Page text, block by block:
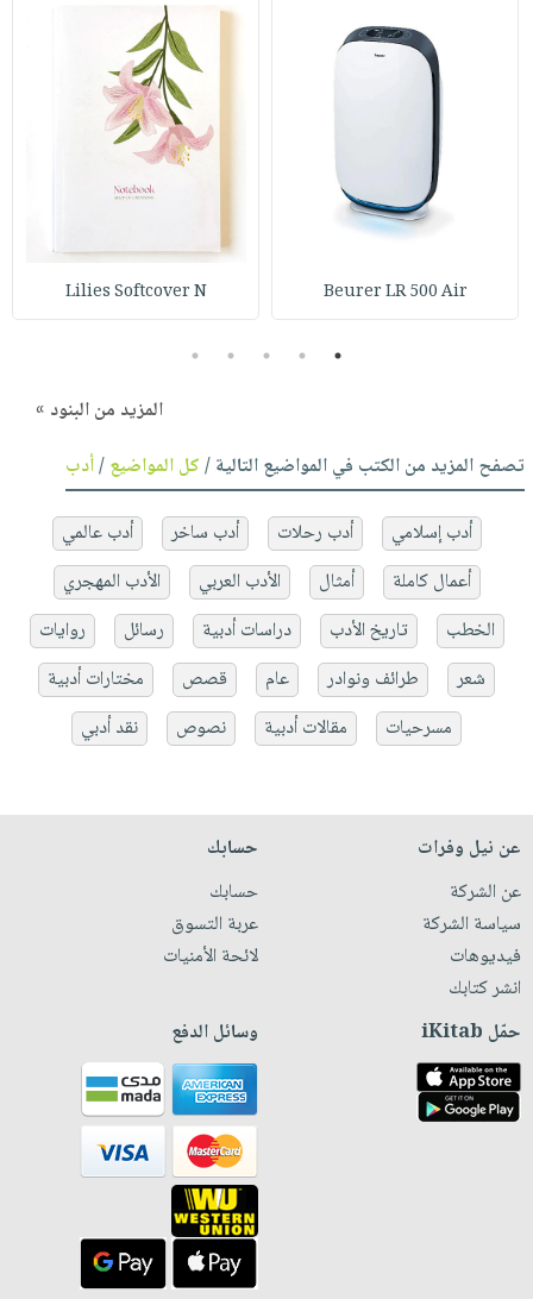
Beurer LR 500 Air
Lilies Softcover N
1
2
3
4
5
المزيد من البنود »
تصفح المزيد من الكتب في المواضيع التالية /كل المواضيع/أدب
أدب إسلامي أدب رحلات أدب ساخر
أدب عالمي
أعمال كاملة
أمثال الأدب العربي
الأدب المهجري
الخطب
تاريخ الأدب دراسات أدبية رسائل
روايات
شعر
طرائف ونوادر عام قصص
مختارات أدبية
مسرحيات
مقالات أدبية نصوص نقد أدبي
عن نيل وفرات
عن الشركة
سياسة الشركة
فيديوهات
انشر كتابك
حسابك
حسابك
عربة التسوق
لائحة الأمنيات
حمّل iKitab وسائل الدفع